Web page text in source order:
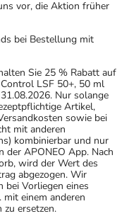
vor, die Aktion früher
bei Bestellung mit
Sie 25 % Rabatt auf
LSF 50+, 50 ml
Nur solange
Artikel,
sowie bei
mit anderen
kombinierbar und nur
der APONEO App. Nach
wird der Wert des
abgezogen. Wir
bei Vorliegen eines
einem anderen
zu ersetzen.